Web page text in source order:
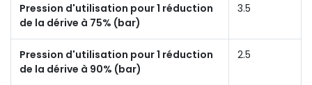
Pression d'utilisation pour 1 réduction
de la dérive à 75% (bar)
3.5
Pression d'utilisation pour 1 réduction
de la dérive à 90% (bar)
2.5